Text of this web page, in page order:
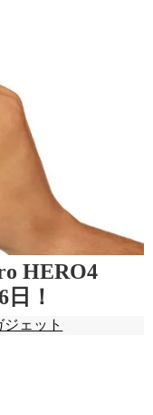
HERO4
！
ジェット